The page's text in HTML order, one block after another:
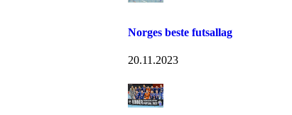
Norges beste futsallag
20.11.2023